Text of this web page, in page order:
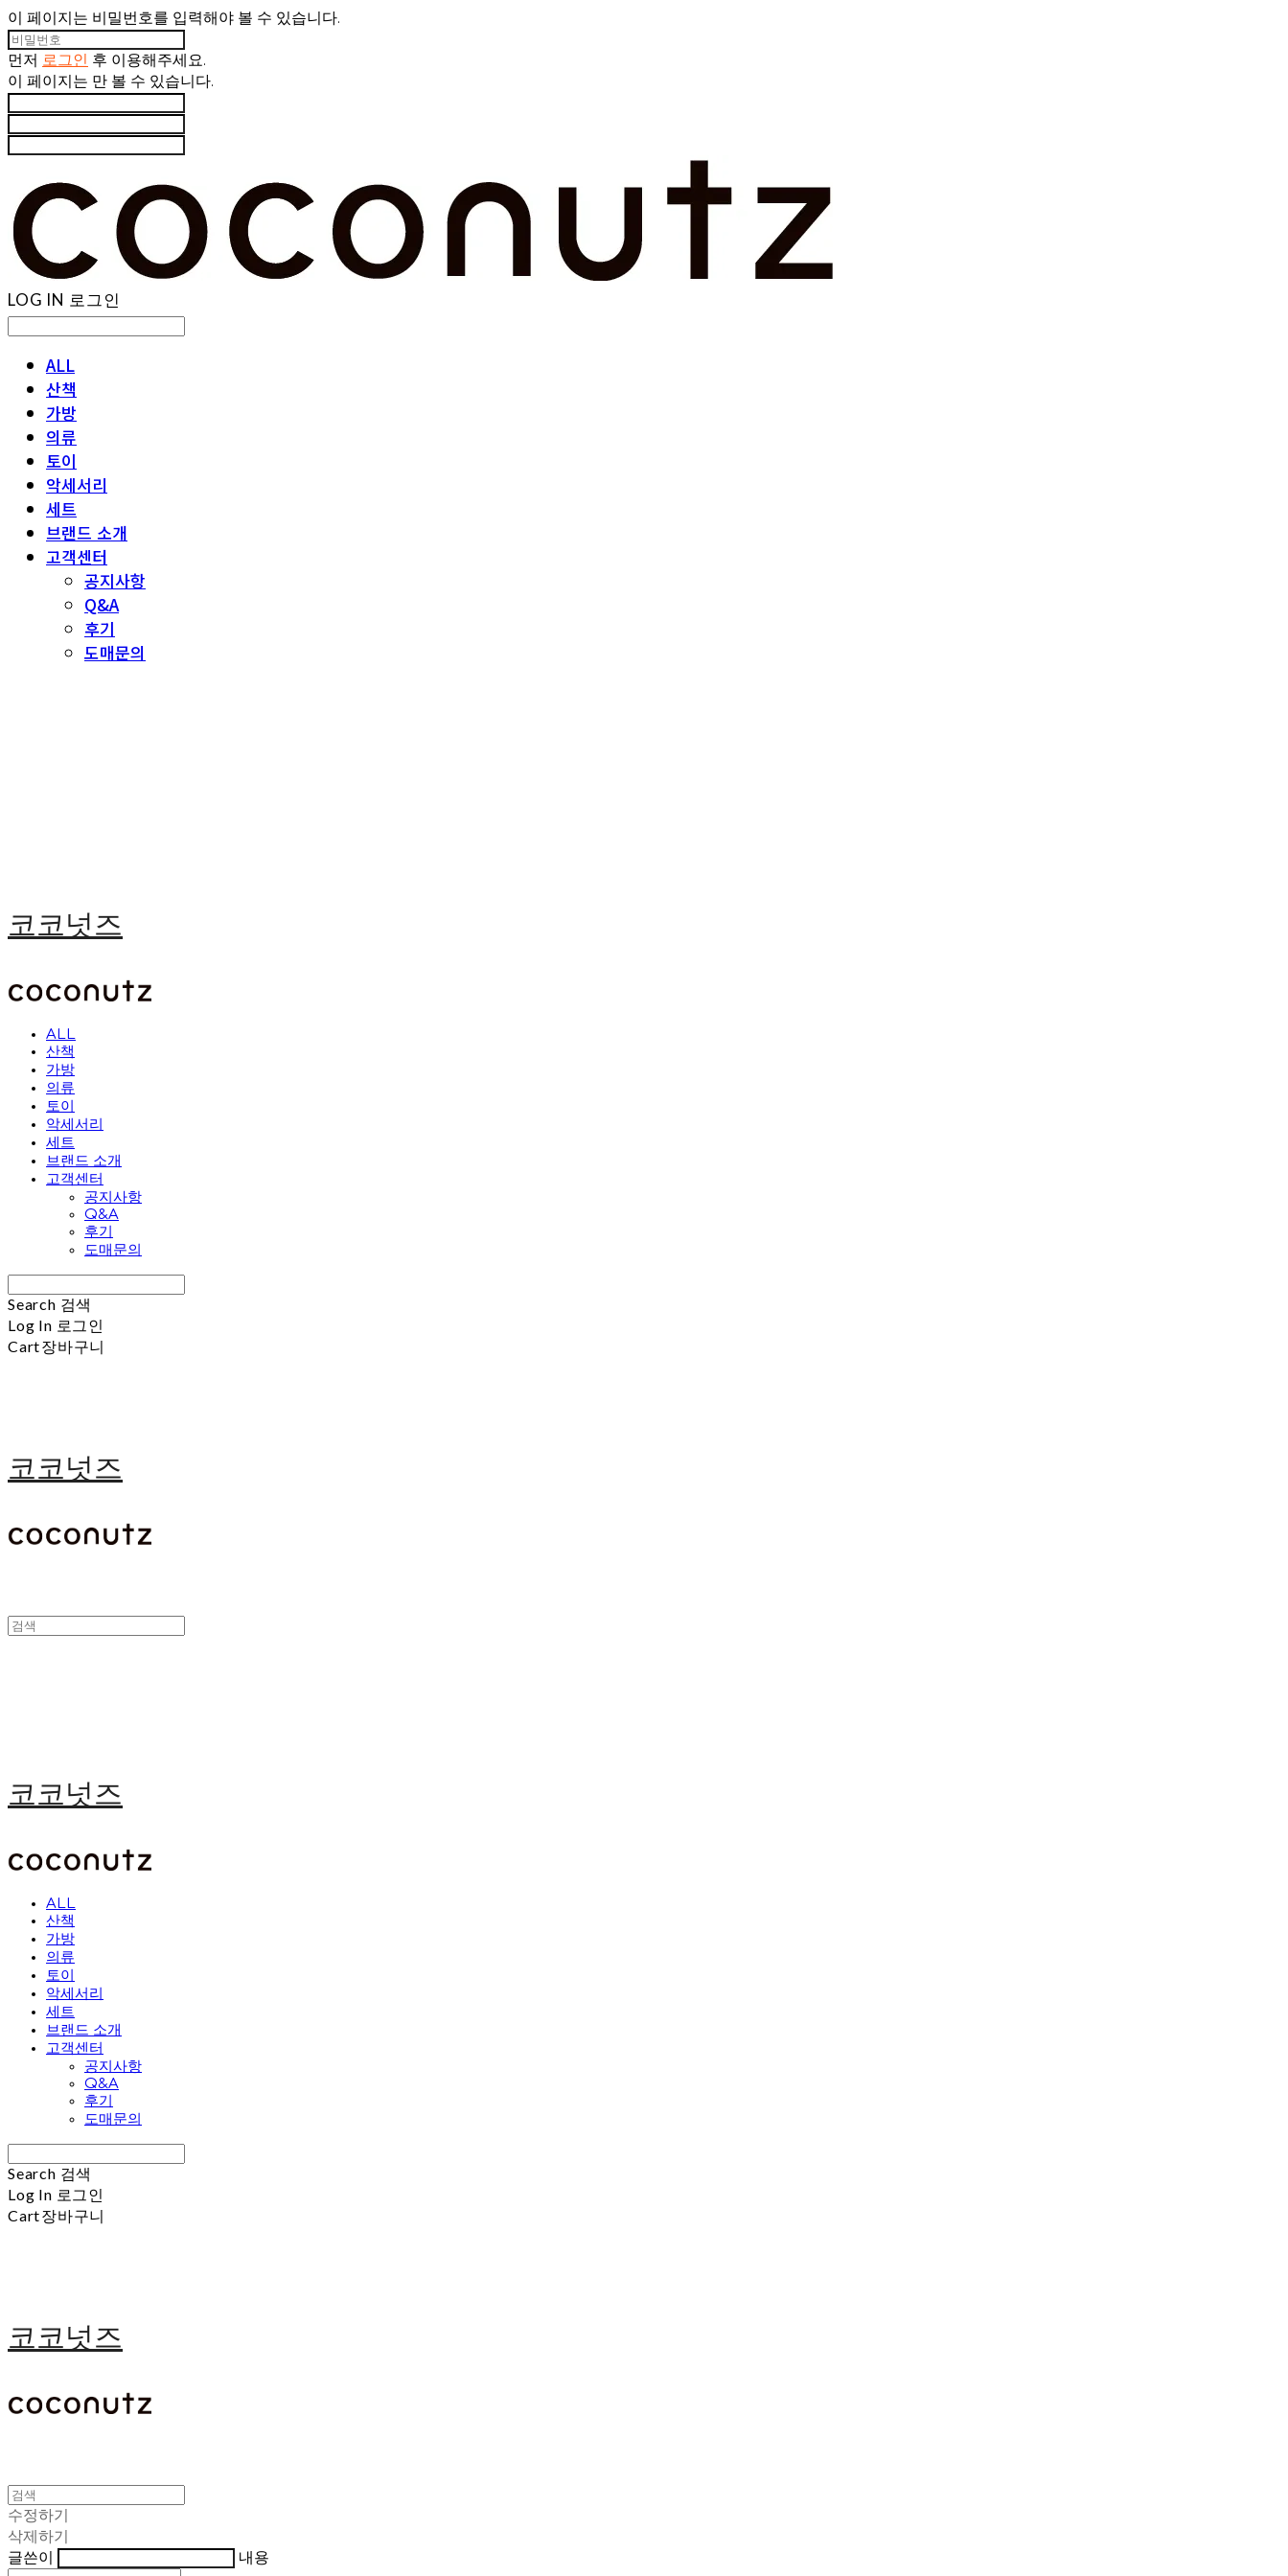
이 페이지는 비밀번호를 입력해야 볼 수 있습니다.
먼저 로그인 후 이용해주세요.
이 페이지는 만 볼 수 있습니다.
LOG IN 로그인
ALL
산책
가방
의류
토이
악세서리
세트
브랜드 소개
고객센터
공지사항
Q&A
후기
도매문의
코코넛즈
ALL
산책
가방
의류
토이
악세서리
세트
브랜드 소개
고객센터
공지사항
Q&A
후기
도매문의
Search 검색
Log In 로그인
Cart장바구니
코코넛즈
코코넛즈
ALL
산책
가방
의류
토이
악세서리
세트
브랜드 소개
고객센터
공지사항
Q&A
후기
도매문의
Search 검색
Log In 로그인
Cart장바구니
코코넛즈
수정하기
삭제하기
글쓴이
내용